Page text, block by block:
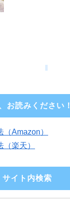
お読みください！
（Amazon）
（楽天）
サイト内検索